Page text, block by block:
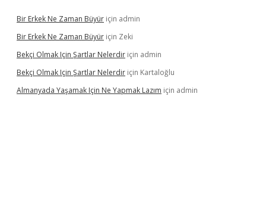
Bir Erkek Ne Zaman Büyür için admin
Bir Erkek Ne Zaman Büyür için Zeki
Bekçi Olmak Için Şartlar Nelerdir için admin
Bekçi Olmak Için Şartlar Nelerdir için Kartaloğlu
Almanyada Yaşamak Için Ne Yapmak Lazım için admin